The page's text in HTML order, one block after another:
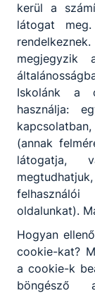
10.5 A
kerül a
látogat
megjegyzik
Iskolánk a
használja:
(annak
látogatja,
oldalunkat).
Hogyan
cookie-kat?
a cookie-k
böngésző